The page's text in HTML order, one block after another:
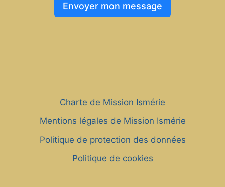
Envoyer mon message
Charte de Mission Ismérie
Mentions légales de Mission Ismérie
Politique de protection des données
Politique de cookies